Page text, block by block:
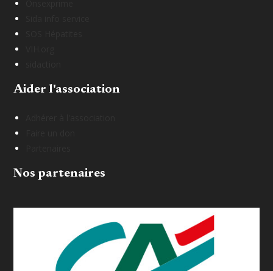
Aider l'association
Nos partenaires